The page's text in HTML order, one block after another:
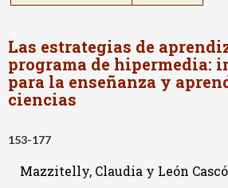
Las estrategias de
programa de hipermedia:
para la enseñanza y
ciencias
153-177
Mazzitelly, Claudia y León